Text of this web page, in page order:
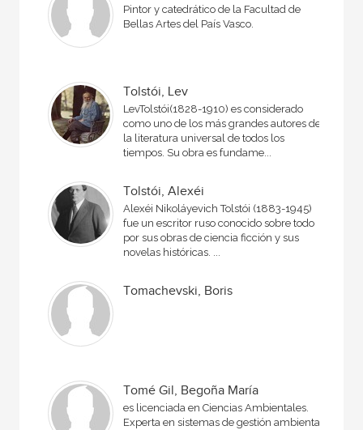
Escritor
Escritora
Prologuista
Traductor
Pintor y catedrático de la Facultad de
Bellas Artes del País Vasco.
Tolstói, Lev
LevTolstói(1828-1910) es considerado
como uno de los más grandes autores de
la literatura universal de todos los
tiempos. Su obra es fundame...
Tolstói, Alexéi
Alexéi Nikoláyevich Tolstói (1883-1945)
fue un escritor ruso conocido sobre todo
por sus obras de ciencia ficción y sus
novelas históricas. ...
Tomachevski, Boris
Tomé Gil, Begoña María
es licenciada en Ciencias Ambientales.
Experta en sistemas de gestión ambiental